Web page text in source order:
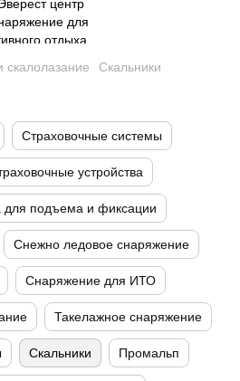
скалолазание Скальники
Страховочные системы
устройства
для подъема и фиксации
Снежно ледовое снаряжение
Снаряжение для ИТО
Такелажное снаряжение
Скальники Промальп